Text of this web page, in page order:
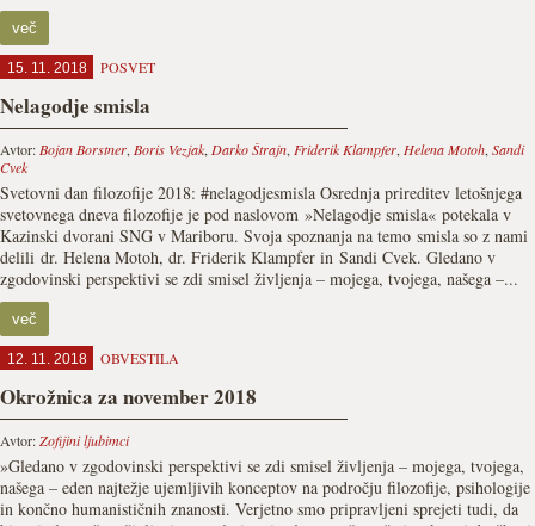
več
15. 11. 2018 POSVET
Nelagodje smisla
Avtor: Bojan Borstner, Boris Vezjak, Darko Štrajn, Friderik Klampfer, Helena Motoh, Sandi
Cvek
Svetovni dan filozofije 2018: #nelagodjesmisla Osrednja prireditev letošnjega
svetovnega dneva filozofije je pod naslovom »Nelagodje smisla« potekala v
Kazinski dvorani SNG v Mariboru. Svoja spoznanja na temo smisla so z nami
delili dr. Helena Motoh, dr. Friderik Klampfer in Sandi Cvek. Gledano v
zgodovinski perspektivi se zdi smisel življenja – mojega, tvojega, našega –...
več
12. 11. 2018 OBVESTILA
Okrožnica za november 2018
Avtor:Zofijini ljubimci
»Gledano v zgodovinski perspektivi se zdi smisel življenja – mojega, tvojega,
našega – eden najtežje ujemljivih konceptov na področju filozofije, psihologije
in končno humanističnih znanosti. Verjetno smo pripravljeni sprejeti tudi, da